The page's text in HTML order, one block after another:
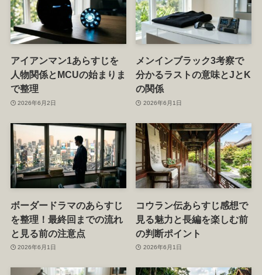
アイアンマン1あらすじを
人物関係とMCUの始まりま
で整理
2026年6月2日
メンインブラック3考察で
分かるラストの意味とJとK
の関係
2026年6月1日
ボーダードラマのあらすじ
を整理！最終回までの流れ
と見る前の注意点
2026年6月1日
コウラン伝あらすじ感想で
見る魅力と長編を楽しむ前
の判断ポイント
2026年6月1日